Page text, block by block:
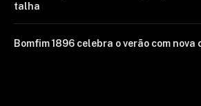
talha
Bomfim 1896 celebra o verão com nova